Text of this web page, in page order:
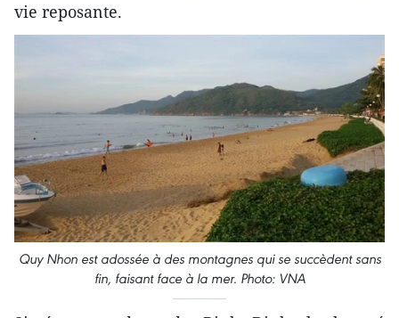
vie reposante.
Quy Nhon est adossée à des montagnes qui se succèdent sans
fin, faisant face à la mer. Photo: VNA